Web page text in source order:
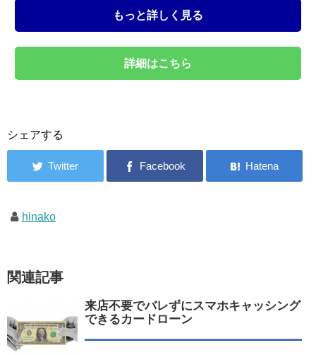
もっと詳しく見る
詳細はこちら
シェアする
hinako
関連記事
来店不要でバレずにスマホキャッシング
できるカードローン